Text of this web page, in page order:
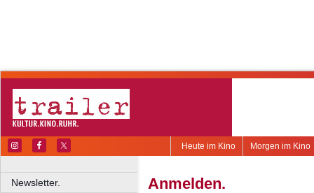
Morgen im Kino
Heute im Kino
Newsletter.
Anmelden.